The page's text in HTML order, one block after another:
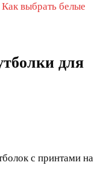
Как выбрать белые
для
с принтами на